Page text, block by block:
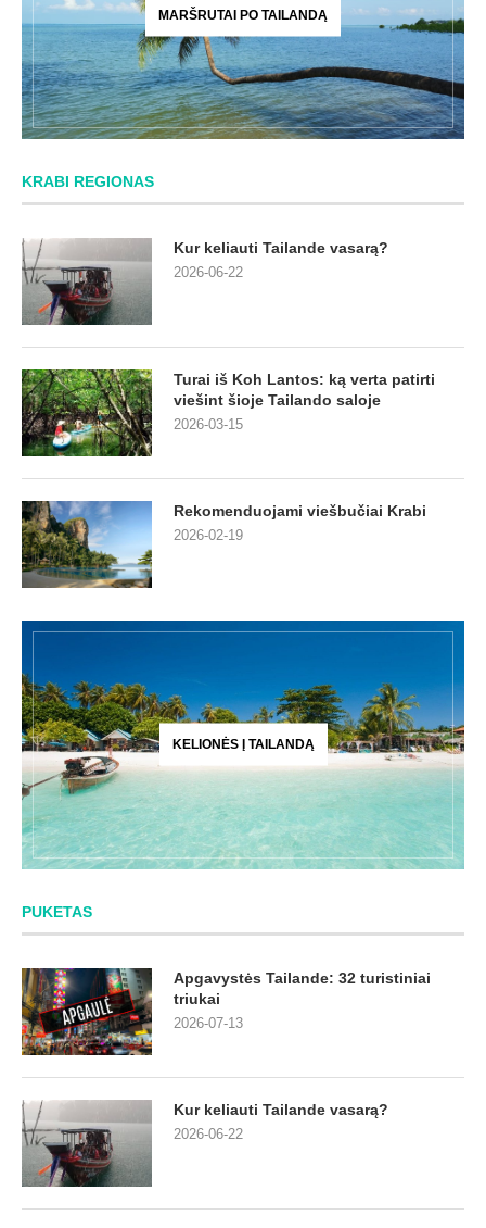
MARŠRUTAI PO TAILANDĄ
KRABI REGIONAS
Kur keliauti Tailande vasarą?
2026-06-22
Turai iš Koh Lantos: ką verta patirti
viešint šioje Tailando saloje
2026-03-15
Rekomenduojami viešbučiai Krabi
2026-02-19
KELIONĖS Į TAILANDĄ
PUKETAS
Apgavystės Tailande: 32 turistiniai
triukai
2026-07-13
Kur keliauti Tailande vasarą?
2026-06-22